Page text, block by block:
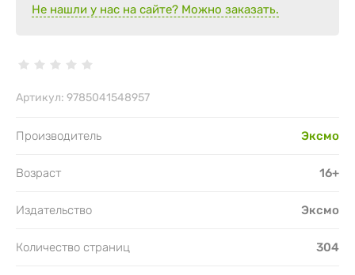
Не нашли у нас на сайте? Можно заказать.
Артикул: 9785041548957
Производитель Эксмо
Возраст 16+
Издательство Эксмо
Количество страниц 304